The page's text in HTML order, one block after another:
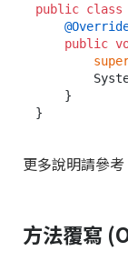
public class
public
更多說明請參考
方法覆寫